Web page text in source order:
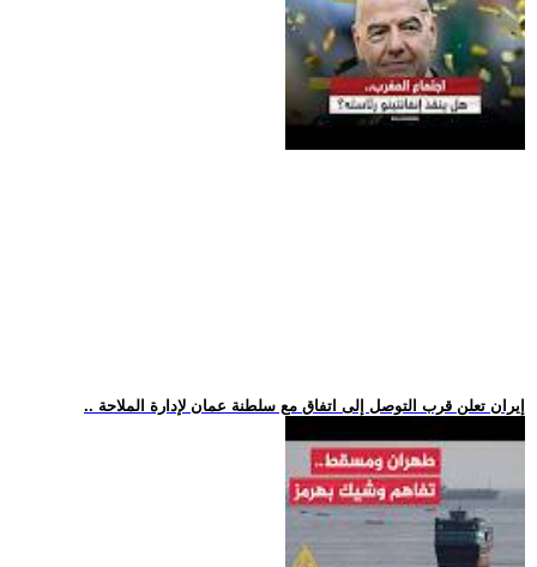
.. إيران تعلن قرب التوصل إلى اتفاق مع سلطنة عمان لإدارة الملاحة